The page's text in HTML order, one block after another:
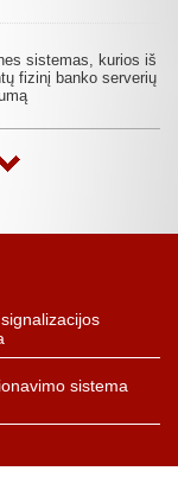
sistemas, kurios iš
fizinį banko serverių
sistema